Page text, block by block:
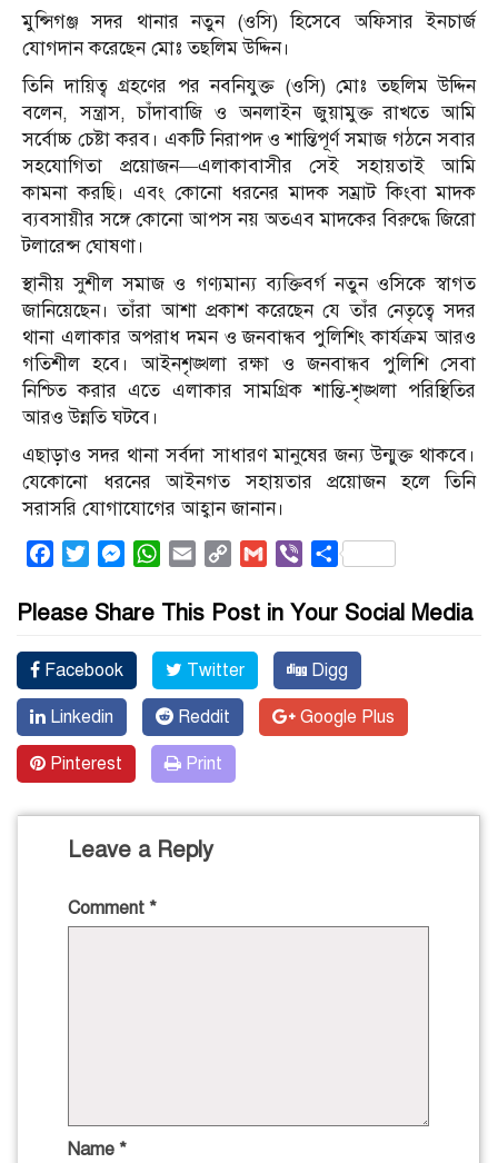
মুন্সিগঞ্জ সদর থানার নতুন (ওসি) হিসেবে অফিসার ইনচার্জ
যোগদান করেছেন মোঃ তছলিম উদ্দিন।
তিনি দায়িত্ব গ্রহণের পর নবনিযুক্ত (ওসি) মোঃ তছলিম উদ্দিন
বলেন, সন্ত্রাস, চাঁদাবাজি ও অনলাইন জুয়ামুক্ত রাখতে আমি
সর্বোচ্চ চেষ্টা করব। একটি নিরাপদ ও শান্তিপূর্ণ সমাজ গঠনে সবার
সহযোগিতা প্রয়োজন—এলাকাবাসীর সেই সহায়তাই আমি
কামনা করছি। এবং কোনো ধরনের মাদক সম্রাট কিংবা মাদক
ব্যবসায়ীর সঙ্গে কোনো আপস নয় অতএব মাদকের বিরুদ্ধে জিরো
টলারেন্স ঘোষণা।
স্থানীয় সুশীল সমাজ ও গণ্যমান্য ব্যক্তিবর্গ নতুন ওসিকে স্বাগত
জানিয়েছেন। তাঁরা আশা প্রকাশ করেছেন যে তাঁর নেতৃত্বে সদর
থানা এলাকার অপরাধ দমন ও জনবান্ধব পুলিশিং কার্যক্রম আরও
গতিশীল হবে। আইনশৃঙ্খলা রক্ষা ও জনবান্ধব পুলিশি সেবা
নিশ্চিত করার এতে এলাকার সামগ্রিক শান্তি-শৃঙ্খলা পরিস্থিতির
আরও উন্নতি ঘটবে।
এছাড়াও সদর থানা সর্বদা সাধারণ মানুষের জন্য উন্মুক্ত থাকবে।
যেকোনো ধরনের আইনগত সহায়তার প্রয়োজন হলে তিনি
সরাসরি যোগাযোগের আহ্বান জানান।
FacebookTwitterMessenger
WhatsApp
Email
Copy
Gmail ViberShare
Please Share This Post in Your Social Media
Facebook Twitter Digg
Linkedin Reddit Google Plus
Pinterest Print
Leave a Reply
Comment *
Name *